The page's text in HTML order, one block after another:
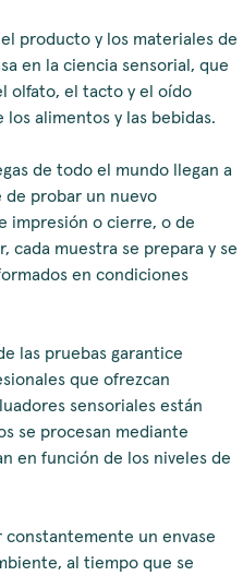
producto y los materiales de
en la ciencia sensorial, que
olfato, el tacto y el oído
alimentos y las bebidas.
de todo el mundo llegan a
de probar un nuevo
impresión o cierre, o de
cada muestra se prepara y se
en condiciones
las pruebas garantice
que ofrezcan
sensoriales están
se procesan mediante
en función de los niveles de
constantemente un envase
al tiempo que se